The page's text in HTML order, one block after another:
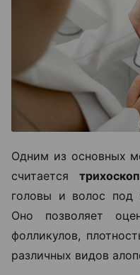
Одним из основных
считается
головы и волос под
Оно позволяет
фолликулов,
различных видов